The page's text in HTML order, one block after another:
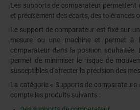
Les supports de comparateur permettent
et précisément des écarts, des tolérances
Le support de comparateur est fixé sur
mesure ou une machine et permet à
comparateur dans la position souhaitée.
permet de minimiser le risque de
susceptibles d'affecter la précision des
La catégorie « Supports de comparateurs
compte les produits suivants :